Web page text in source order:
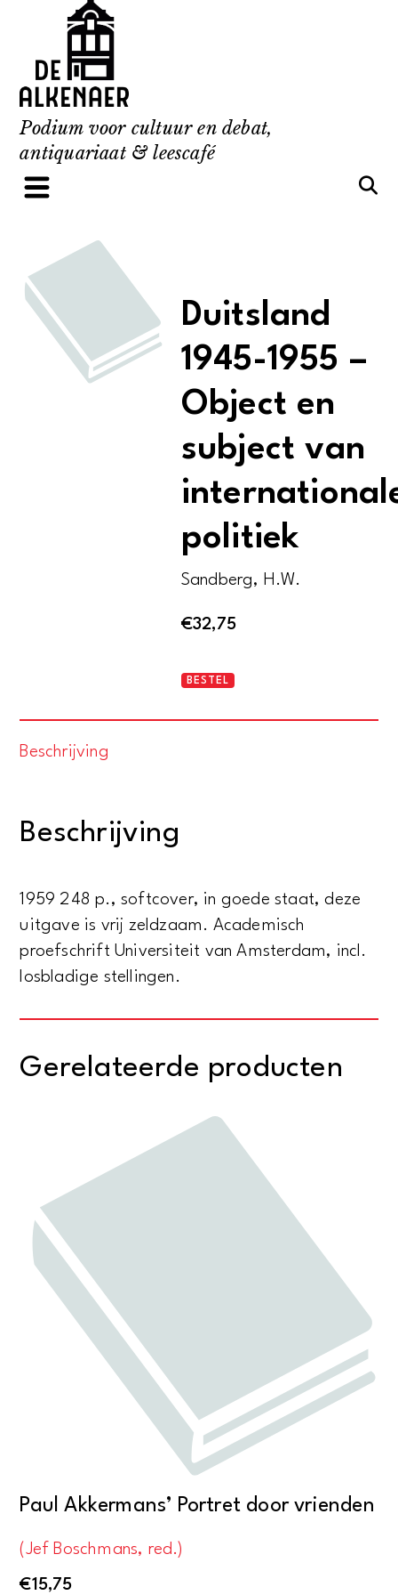
content
Podium voor cultuur en debat,
antiquariaat & leescafé
Duitsland
1945-1955 –
Object en
subject van
politiek
Sandberg, H.W.
€32,75
Duitsland
politiek
aantal
BESTEL
Beschrijving
Beschrijving
1959 248 p., softcover, in goede staat, deze
uitgave is vrij zeldzaam. Academisch
proefschrift Universiteit van Amsterdam, incl.
losbladige stellingen.
Gerelateerde producten
Paul Akkermans’ Portret door vrienden
(Jef Boschmans, red.)
€15,75